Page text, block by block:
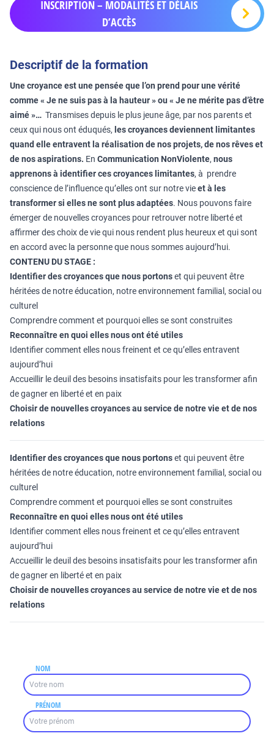
INSCRIPTION – MODALITÉS ET DÉLAIS
D’ACCÈS
Descriptif de la formation
Une croyance est une pensée que l’on prend pour une vérité
comme « Je ne suis pas à la hauteur » ou « Je ne mérite pas d’être
aimé »… Transmises depuis le plus jeune âge, par nos parents et
ceux qui nous ont éduqués, les croyances deviennent limitantes
quand elle entravent la réalisation de nos projets, de nos rêves et
de nos aspirations. En Communication NonViolente, nous
apprenons à identifier ces croyances limitantes, à prendre
conscience de l’influence qu’elles ont sur notre vieet à les
transformer si elles ne sont plus adaptées. Nous pouvons faire
émerger de nouvelles croyances pour retrouver notre liberté et
affirmer des choix de vie qui nous rendent plus heureux et qui sont
en accord avec la personne que nous sommes aujourd’hui.
CONTENU DU STAGE :
Identifier des croyances que nous portonset qui peuvent être
héritées de notre éducation, notre environnement familial, social ou
culturel
Comprendre comment et pourquoi elles se sont construites
Reconnaître en quoi elles nous ont été utiles
Identifier comment elles nous freinent et ce qu’elles entravent
aujourd’hui
Accueillir le deuil des besoins insatisfaits pour les transformer afin
de gagner en liberté et en paix
Choisir de nouvelles croyances au service de notre vie et de nos
relations
Identifier des croyances que nous portonset qui peuvent être
héritées de notre éducation, notre environnement familial, social ou
culturel
Comprendre comment et pourquoi elles se sont construites
Reconnaître en quoi elles nous ont été utiles
Identifier comment elles nous freinent et ce qu’elles entravent
aujourd’hui
Accueillir le deuil des besoins insatisfaits pour les transformer afin
de gagner en liberté et en paix
Choisir de nouvelles croyances au service de notre vie et de nos
relations
NOM
PRÉNOM